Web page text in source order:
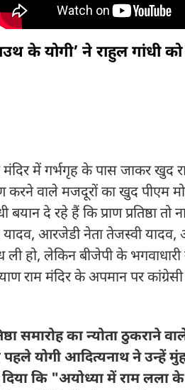
के योगी’ ने राहुल गांधी
में गर्भगृह के पास जाकर खुद
करने वाले मजदूरों का खुद पीएम
बयान दे रहे हैं कि प्राण प्रतिष्ठा
आरजेडी नेता तेजस्वी
ली हो, लेकिन बीजेपी के
राम मंदिर के अपमान पर
समारोह का न्योता ठुकराने
योगी आदित्यनाथ ने उन्हें
कि "अयोध्या में राम लला